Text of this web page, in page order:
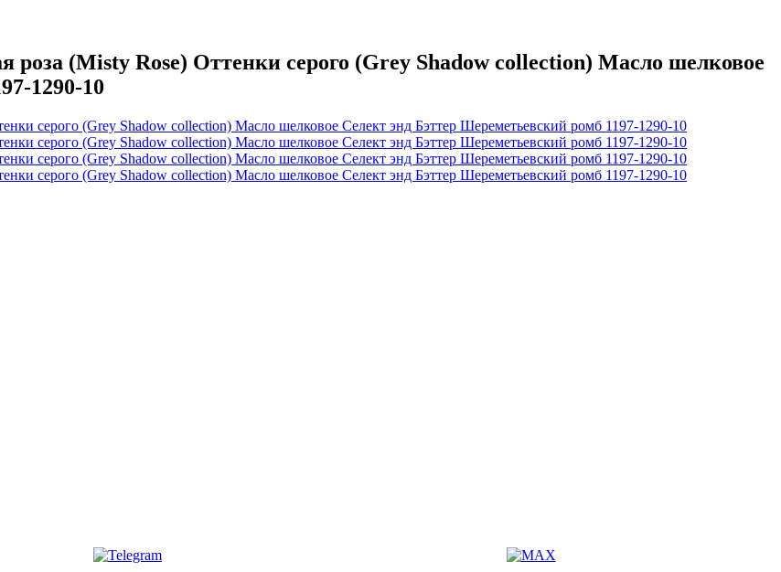
(Misty Rose) Оттенки серого (Grеy Shadow collection) Масло шелковое
1290-10